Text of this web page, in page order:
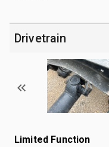
Drivetrain
Limited Function